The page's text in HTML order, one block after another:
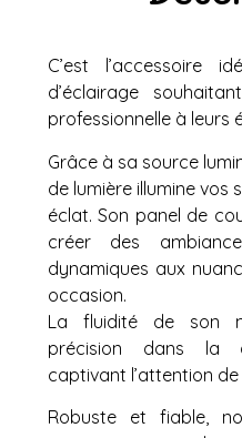
C’est l’accessoire
d’éclairage
professionnelle à leurs
Grâce à sa source
de lumière illumine vos
éclat. Son panel de
créer des
dynamiques aux
occasion.
La fluidité de son
précision dans la
captivant l’attention
Robuste et fiable,